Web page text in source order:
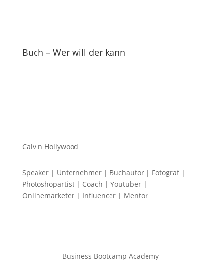
Buch – Wer will der kann
Calvin Hollywood
Speaker | Unternehmer | Buchautor | Fotograf |
Photoshopartist | Coach | Youtuber |
Onlinemarketer | Influencer | Mentor
Business Bootcamp Academy